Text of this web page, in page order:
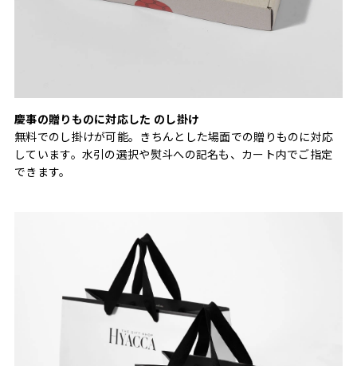
慶事の贈りものに対応した のし掛け
無料でのし掛けが可能。きちんとした場面での贈りものに対応
しています。水引の選択や熨斗への記名も、カート内でご指定
できます。